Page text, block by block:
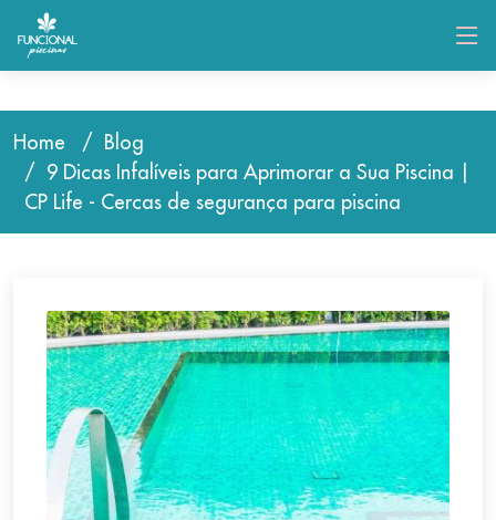
Home
Blog
9 Dicas Infalíveis para Aprimorar a Sua Piscina |
CP Life - Cercas de segurança para piscina